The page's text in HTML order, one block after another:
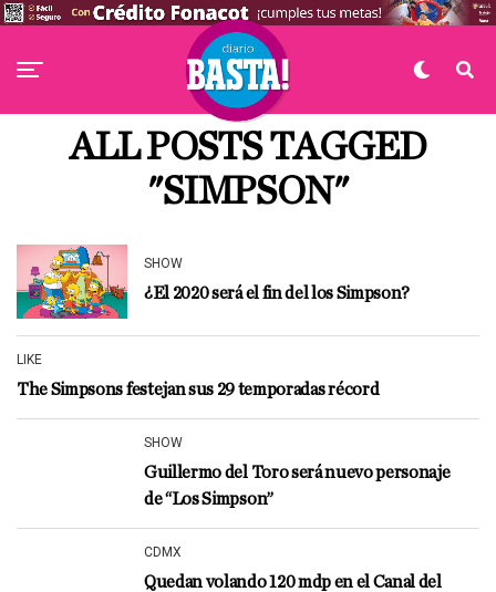
ALL POSTS TAGGED
"SIMPSON"
SHOW
¿El 2020 será el fin del los Simpson?
LIKE
The Simpsons festejan sus 29 temporadas récord
SHOW
Guillermo del Toro será nuevo personaje
de “Los Simpson”
CDMX
Quedan volando 120 mdp en el Canal del